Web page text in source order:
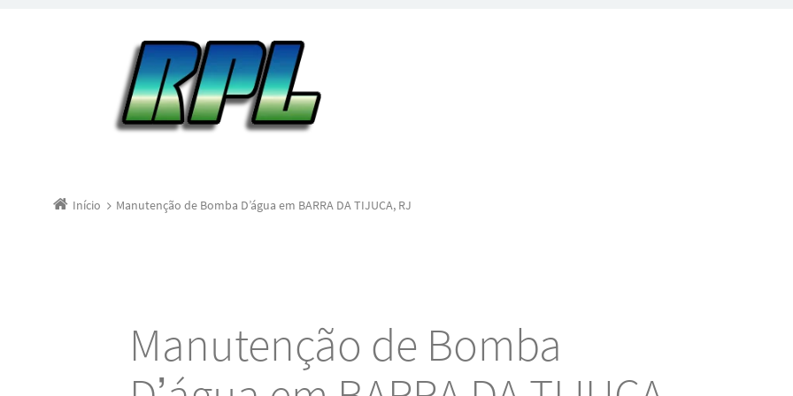
Início Manutenção de Bomba D’água em BARRA DA TIJUCA, RJ
Manutenção de Bomba